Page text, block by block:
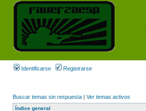
Identificarse Registrarse
Buscar temas sin respuesta | Ver temas activos
Índice general